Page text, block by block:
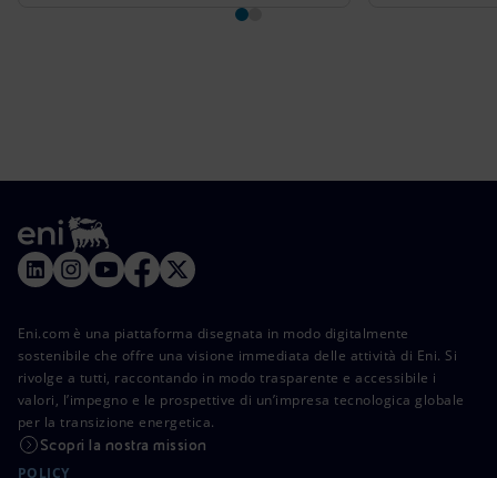
Eni.com è una piattaforma disegnata in modo digitalmente
sostenibile che offre una visione immediata delle attività di Eni. Si
rivolge a tutti, raccontando in modo trasparente e accessibile i
valori, l’impegno e le prospettive di un’impresa tecnologica globale
per la transizione energetica.
Scopri la nostra mission
POLICY